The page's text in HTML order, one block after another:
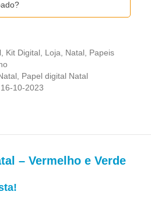
Kit Digital Loja Natal Papeis
Papel digital Natal
10-2023
– Vermelho e Verde